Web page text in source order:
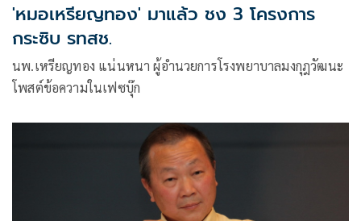
'หมอเหรียญทอง' มาแล้ว ชง 3 โครงการ
กระซิบ รทสช.
นพ.เหรียญทอง แน่นหนา ผู้อำนวยการโรงพยาบาลมงกุฎวัฒนะ
โพสต์ข้อความในเฟซบุ๊ก